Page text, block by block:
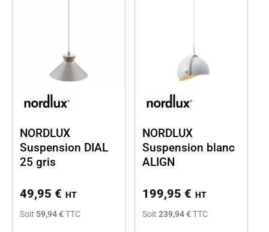
NORDLUX
Suspension DIAL
25 gris
49,95 € HT
Soit 59,94 €TTC
NORDLUX
Suspension blanc
ALIGN
199,95 € HT
Soit 239,94 €TTC